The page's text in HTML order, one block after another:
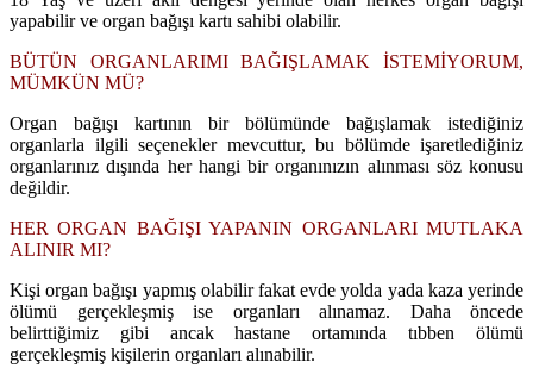
yapabilir ve organ bağışı kartı sahibi olabilir.
BÜTÜN ORGANLARIMI BAĞIŞLAMAK İSTEMİYORUM,
MÜMKÜN MÜ?
Organ bağışı kartının bir bölümünde bağışlamak istediğiniz
organlarla ilgili seçenekler mevcuttur, bu bölümde işaretlediğiniz
organlarınız dışında her hangi bir organınızın alınması söz konusu
değildir.
HER ORGAN BAĞIŞI YAPANIN ORGANLARI MUTLAKA
ALINIR MI?
Kişi organ bağışı yapmış olabilir fakat evde yolda yada kaza yerinde
ölümü gerçekleşmiş ise organları alınamaz. Daha öncede
belirttiğimiz gibi ancak hastane ortamında tıbben ölümü
gerçekleşmiş kişilerin organları alınabilir.